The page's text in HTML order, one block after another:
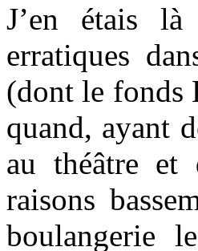
J’en étais
erratiques
(dont le fonds
quand, ayant
au théâtre et
raisons
boulangerie